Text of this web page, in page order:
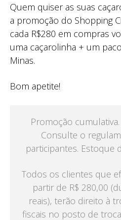
Quem quiser as suas
a promoção do Shopping
cada R$280 em compras
uma caçarolinha + um
Minas.
Bom apetite!
Promoção
Consulte o
participantes. Estoque
Todos os clientes que
partir de R$ 280,00
reais), terão direito à
fiscais no posto de